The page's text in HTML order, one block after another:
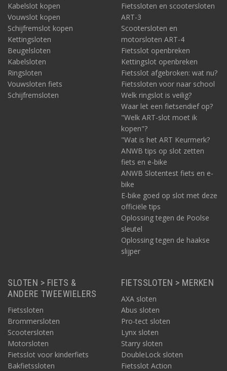
Kabelslot kopen
Vouwslot kopen
Schijfremslot kopen
Kettingsloten
Beugelsloten
Kabelsloten
Ringsloten
Vouwsloten fiets
Schijfremsloten
Fietssloten en scootersloten
ART-3
Scootersloten en
motorsloten ART-4
Fietsslot openbreken
Kettingslot openbreken
Fietsslot afgebroken: wat nu?
Fietssloten voor naar school
Welk ringslot is veilig?
Waar let een fietsendief op?
"Welk ART-slot moet ik
kopen"?
"Wat is het ART Keurmerk?
ANWB tips op slot zetten
fiets en e-bike
ANWB Slotentest fiets en e-
bike
E-bike goed op slot met deze
officiële tips
Oplossing tegen de Poolse
sleutel
Oplossing tegen de haakse
slijper
SLOTEN > FIETS &
ANDERE TWEEWIELERS
Fietssloten
Brommersloten
Scootersloten
Motorsloten
Fietsslot voor kinderfiets
Bakfietssloten
FIETSSLOTEN > MERKEN
AXA sloten
Abus sloten
Pro-tect sloten
Lynx sloten
Starry sloten
DoubleLock sloten
Fietsslot Action